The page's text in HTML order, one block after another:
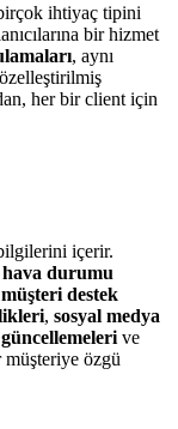
ihtiyaç tipini
bir hizmet
, aynı
her bir client için
içerir.
hava durumu
müşteri destek
, sosyal medya
ve
özgü